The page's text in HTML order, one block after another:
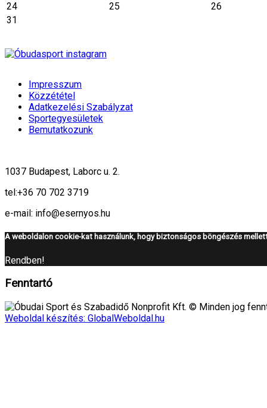
24
25
26
31
Impresszum
Közzététel
Adatkezelési Szabályzat
Sportegyesületek
Bemutatkozunk
1037 Budapest, Laborc u. 2.
tel:+36 70 702 3719
e-mail: info@esernyos.hu
A weboldalon cookie-kat használunk, hogy biztonságos böngészés
Rendben!
Fenntartó
Óbudai Sport és Szabadidő Nonprofit Kft. © Minden jog
Weboldal készítés: GlobalWeboldal.hu